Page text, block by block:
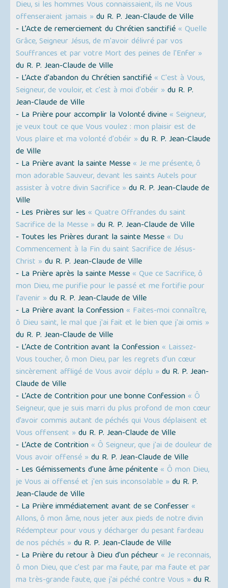
Dieu, si les hommes Vous connaissaient, ils ne Vous
offenseraient jamais » du R. P. Jean-Claude de Ville
- L’Acte de remerciement du Chrétien sanctifié « Quelle
Grâce, Seigneur Jésus, de m'avoir délivré par vos
Souffrances et par votre Mort des peines de l'Enfer »
du R. P. Jean-Claude de Ville
- L’Acte d'abandon du Chrétien sanctifié « C'est à Vous,
Seigneur, de vouloir, et c'est à moi d'obéir » du R. P.
Jean-Claude de Ville
- La Prière pour accomplir la Volonté divine « Seigneur,
je veux tout ce que Vous voulez : mon plaisir est de
Vous plaire et ma volonté d'obéir » du R. P. Jean-Claude
de Ville
- La Prière avant la sainte Messe « Je me présente, ô
mon adorable Sauveur, devant les saints Autels pour
assister à votre divin Sacrifice » du R. P. Jean-Claude de
Ville
- Les Prières sur les « Quatre Offrandes du saint
Sacrifice de la Messe » du R. P. Jean-Claude de Ville
- Toutes les Prières durant la sainte Messe « Du
Commencement à la Fin du saint Sacrifice de Jésus-
Christ » du R. P. Jean-Claude de Ville
- La Prière après la sainte Messe « Que ce Sacrifice, ô
mon Dieu, me purifie pour le passé et me fortifie pour
l'avenir » du R. P. Jean-Claude de Ville
- La Prière avant la Confession « Faites-moi connaître,
ô Dieu saint, le mal que j'ai fait et le bien que j'ai omis »
du R. P. Jean-Claude de Ville
- L’Acte de Contrition avant la Confession « Laissez-
Vous toucher, ô mon Dieu, par les regrets d'un cœur
sincèrement affligé de Vous avoir déplu » du R. P. Jean-
Claude de Ville
- L’Acte de Contrition pour une bonne Confession « Ô
Seigneur, que je suis marri du plus profond de mon cœur
d’avoir commis autant de péchés qui Vous déplaisent et
Vous offensent » du R. P. Jean-Claude de Ville
- L’Acte de Contrition « Ô Seigneur, que j'ai de douleur de
Vous avoir offensé » du R. P. Jean-Claude de Ville
- Les Gémissements d'une âme pénitente « Ô mon Dieu,
je Vous ai offensé et j'en suis inconsolable » du R. P.
Jean-Claude de Ville
- La Prière immédiatement avant de se Confesser «
Allons, ô mon âme, nous jeter aux pieds de notre divin
Rédempteur pour vous y décharger du pesant fardeau
de nos péchés » du R. P. Jean-Claude de Ville
- La Prière du retour à Dieu d'un pécheur « Je reconnais,
ô mon Dieu, que c'est par ma faute, par ma faute et par
ma très-grande faute, que j'ai péché contre Vous » du R.